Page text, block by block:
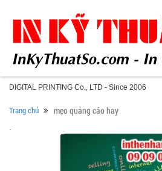
DIGITAL PRINTING Co., LTD - Since 2006
Trang chủ mẹo quảng cáo hay
.